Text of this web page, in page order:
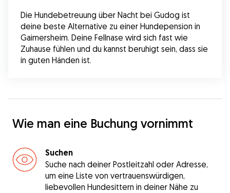
Die Hundebetreuung über Nacht bei Gudog ist
deine beste Alternative zu einer Hundepension in
Gaimersheim. Deine Fellnase wird sich fast wie
Zuhause fühlen und du kannst beruhigt sein, dass sie
in guten Händen ist.
Wie man eine Buchung vornimmt
Suchen
Suche nach deiner Postleitzahl oder Adresse,
um eine Liste von vertrauenswürdigen,
liebevollen Hundesittern in deiner Nähe zu